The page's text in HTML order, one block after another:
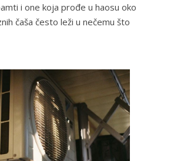
i one koja prođe u haosu oko
čaša često leži u nečemu što